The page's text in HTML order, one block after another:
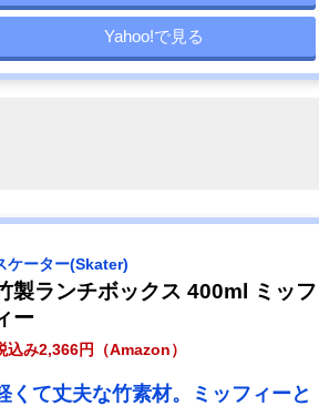
Yahoo!で見る
ケーター(Skater)
製ランチボックス 400ml ミッフ
ー
込み2,366円（Amazon）
くて丈夫な竹素材。ミッフィーと